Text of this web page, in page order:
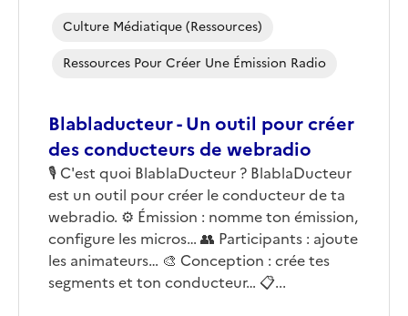
Blabladucteur - Un outil pour créer
des conducteurs de webradio
Corps
🎙️ C'est quoi BlablaDucteur ? BlablaDucteur
est un outil pour créer le conducteur de ta
webradio. ⚙️ Émission : nomme ton émission,
configure les micros… 👥 Participants : ajoute
les animateurs… 🎨 Conception : crée tes
segments et ton conducteur… 📋...
Culture Médiatique (ressources)
Ressources Pour Créer Une Émission Radio